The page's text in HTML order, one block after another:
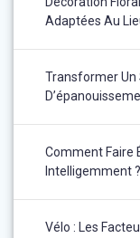
Adaptées Au
Transformer Un
Comment Faire
Intelligemment ?
Vélo : Les